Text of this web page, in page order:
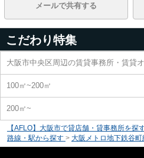
メールで共有する
こだわり特集
大阪市中央区周辺の賃貸事務所・賃貸
100㎡~200㎡
200㎡~
【AFLO】大阪市で貸店舗・貸事務所を探
路線・駅から探す > 大阪メトロ地下鉄谷町